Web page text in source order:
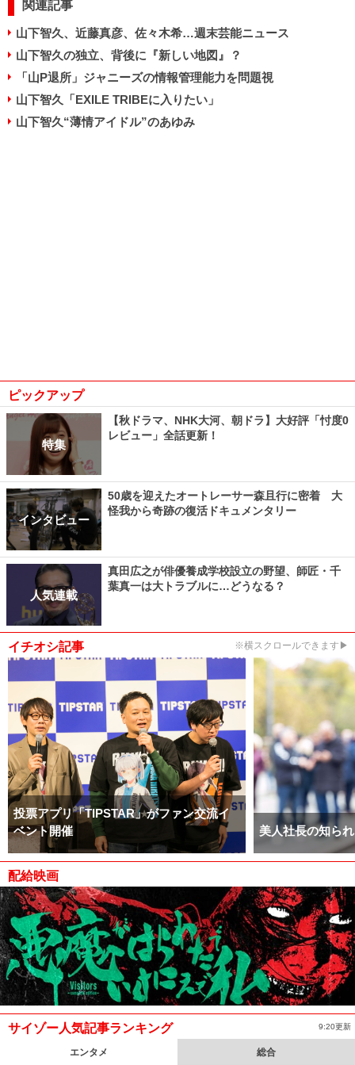
関連記事
山下智久、近藤真彦、佐々木希…週末芸能ニュース
山下智久の独立、背後に『新しい地図』？
「山P退所」ジャニーズの情報管理能力を問題視
山下智久「EXILE TRIBEに入りたい」
山下智久“薄情アイドル”のあゆみ
ピックアップ
特集
【秋ドラマ、NHK大河、朝ドラ】大好評「忖度0
レビュー」全話更新！
インタビュー
50歳を迎えたオートレーサー森且行に密着 大
怪我から奇跡の復活ドキュメンタリー
人気連載
真田広之が俳優養成学校設立の野望、師匠・千
葉真一は大トラブルに…どうなる？
イチオシ記事 ※横スクロールできます▶
投票アプリ「TIPSTAR」がファン交流イ
ベント開催
美人社長の知ら
配給映画
サイゾー人気記事ランキング 9:20更新
エンタメ 総合